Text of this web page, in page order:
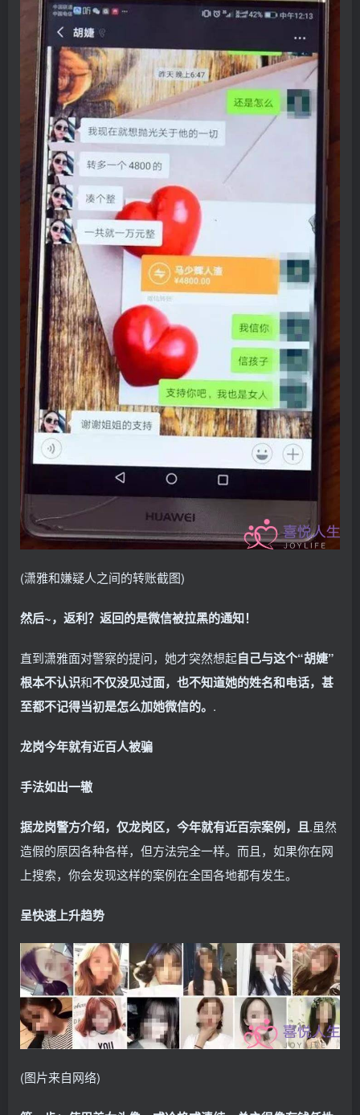
(潇雅和嫌疑人之间的转账截图)
然后~，返利？返回的是微信被拉黑的通知！
直到潇雅面对警察的提问，她才突然想起自己与这个“胡婕”
根本不认识和不仅没见过面，也不知道她的姓名和电话，甚
至都不记得当初是怎么加她微信的。 .
龙岗今年就有近百人被骗
手法如出一辙
据龙岗警方介绍，仅龙岗区，今年就有近百宗案例，且.虽然
造假的原因各种各样，但方法完全一样。而且，如果你在网
上搜索，你会发现这样的案例在全国各地都有发生。
呈快速上升趋势
(图片来自网络)